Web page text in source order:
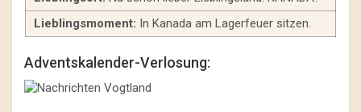
Lieblingsmoment: In Kanada am Lagerfeuer sitzen.
Adventskalender-Verlosung: